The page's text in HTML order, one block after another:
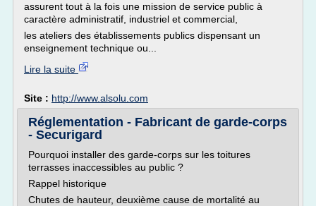
assurent tout à la fois une mission de service public à
caractère administratif, industriel et commercial,
les ateliers des établissements publics dispensant un
enseignement technique ou...
Lire la suite
Site : http://www.alsolu.com
Réglementation - Fabricant de garde-corps
- Securigard
Pourquoi installer des garde-corps sur les toitures
terrasses inaccessibles au public ?
Rappel historique
Chutes de hauteur, deuxième cause de mortalité au